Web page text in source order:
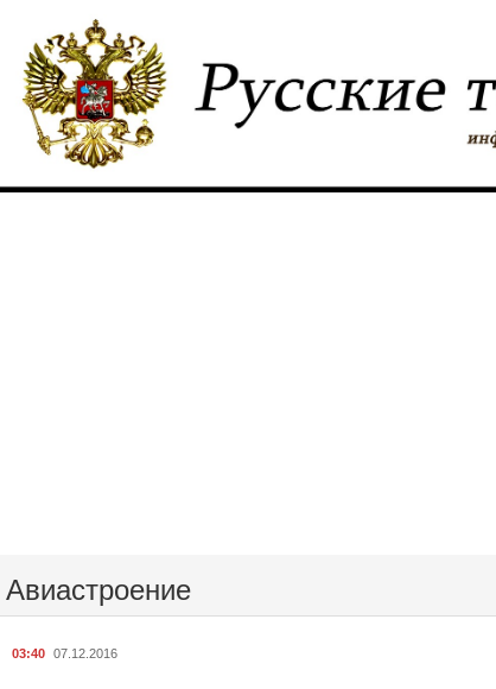
Авиастроение
03:40 07.12.2016